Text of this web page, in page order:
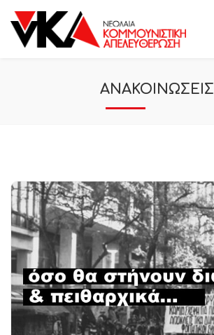
ΑΝΑΚΟΙΝΩΣΕΙΣ